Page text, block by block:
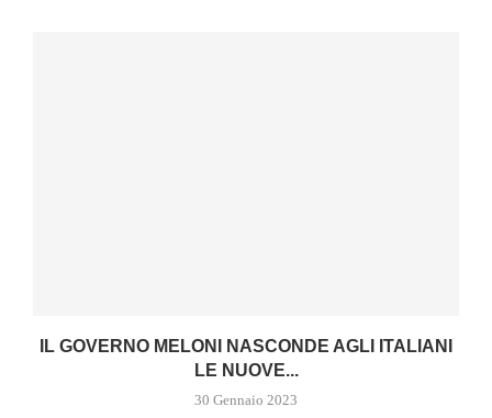
IL GOVERNO MELONI NASCONDE AGLI ITALIANI
LE NUOVE...
30 Gennaio 2023